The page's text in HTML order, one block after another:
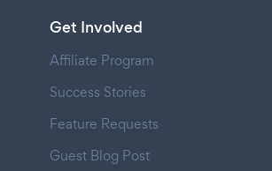
Get Involved
Affiliate Program
Success Stories
Feature Requests
Guest Blog Post